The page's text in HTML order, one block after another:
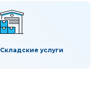
Складские услуги